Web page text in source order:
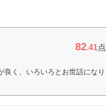
82.41点
く、いろいろとお世話になり